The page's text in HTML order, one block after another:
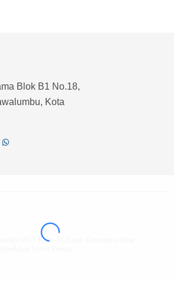
Blok B1 No.18,
Kota
Sambut HUT RI ke-81, Lapas Gunungtua Tebar